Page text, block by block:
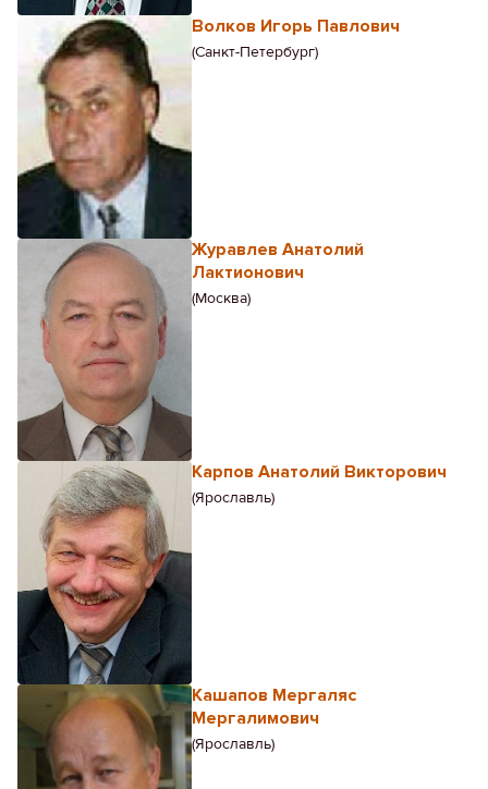
Волков Игорь Павлович
(Санкт-Петербург)
Журавлев Анатолий
Лактионович
(Москва)
Карпов Анатолий Викторович
(Ярославль)
Кашапов Мергаляс
Мергалимович
(Ярославль)